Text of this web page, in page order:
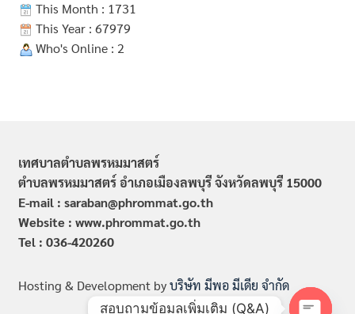
This Month : 1731
This Year : 67979
Who's Online : 2
เทศบาลตำบลพรหมมาสตร์
ตำบลพรหมมาสตร์ อำเภอเมืองลพบุรี จังหวัดลพบุรี 15000
E-mail : saraban@phrommat.go.th
Website : www.phrommat.go.th
Tel : 036-420260
Hosting & Development byบริษัท มีพอ มีเดีย จำกัด
สอบถามข้อมูลเพิ่มเติม (Q&A)